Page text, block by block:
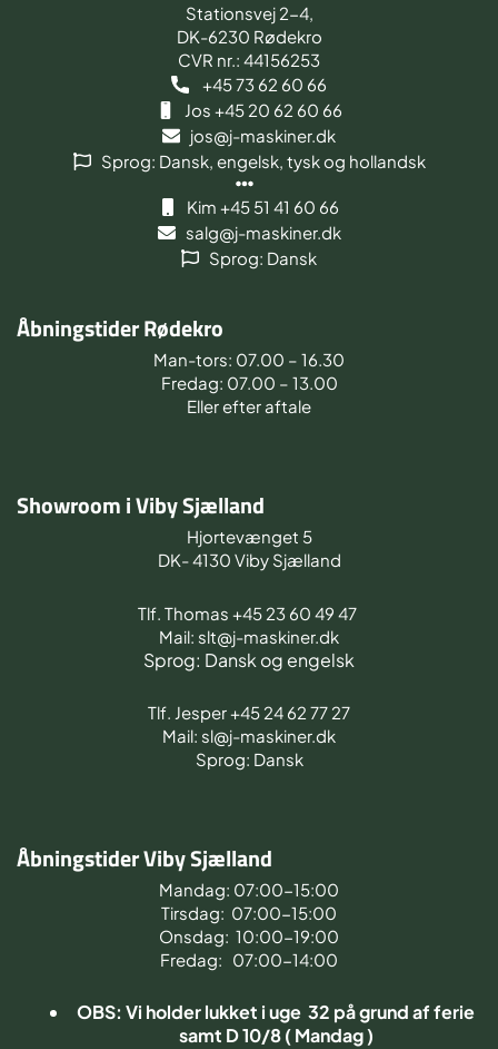
Stationsvej 2-4,
DK-6230 Rødekro
CVR nr.: 44156253
+45 73 62 60 66
Jos +45 20 62 60 66
jos@j-maskiner.dk
Sprog: Dansk, engelsk, tysk og hollandsk
Kim +45 51 41 60 66
salg@j-maskiner.dk
Sprog: Dansk
Åbningstider Rødekro
Man-tors: 07.00 – 16.30
Fredag: 07.00 – 13.00
Eller efter aftale
Showroom i Viby Sjælland
Hjortevænget 5
DK- 4130 Viby Sjælland
Tlf. Thomas +45 23 60 49 47
Mail: slt@j-maskiner.dk
Sprog: Dansk og engelsk
Tlf. Jesper +45 24 62 77 27
Mail: sl@j-maskiner.dk
Sprog: Dansk
Åbningstider Viby Sjælland
Mandag: 07:00-15:00
Tirsdag: 07:00-15:00
Onsdag: 10:00-19:00
Fredag: 07:00-14:00
OBS: Vi holder lukket i uge 32 på grund af ferie
samt D 10/8 ( Mandag )